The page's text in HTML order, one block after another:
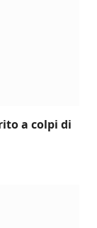
a colpi di